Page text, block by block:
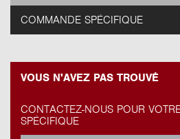
COMMANDE SPÉCIFIQUE
VOUS N'AVEZ PAS TROUVÉ
CONTACTEZ-NOUS POUR
SPÉCIFIQUE